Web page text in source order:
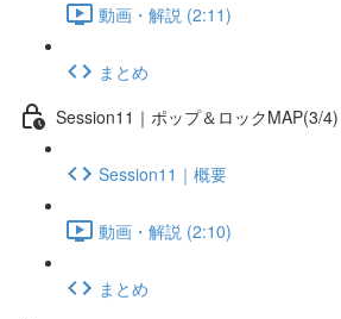
動画・解説 (2:11)
まとめ
Session11｜ポップ＆ロックMAP(3/4)
Session11｜概要
動画・解説 (2:10)
まとめ